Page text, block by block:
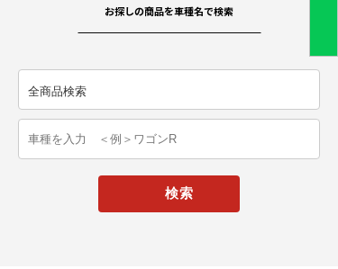
お探しの商品を車種名で検索